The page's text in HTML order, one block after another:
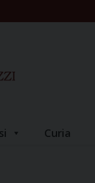
Curia